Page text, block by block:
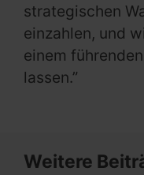
strategischen
einzahlen, und
einem
lassen.”
Weitere